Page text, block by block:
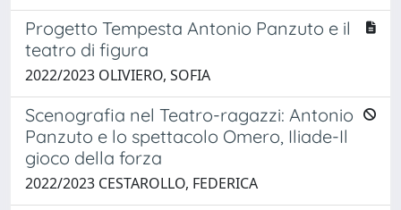
Progetto Tempesta Antonio Panzuto e il
teatro di figura
2022/2023 OLIVIERO, SOFIA
Scenografia nel Teatro-ragazzi: Antonio
Panzuto e lo spettacolo Omero, Iliade-Il
gioco della forza
2022/2023 CESTAROLLO, FEDERICA